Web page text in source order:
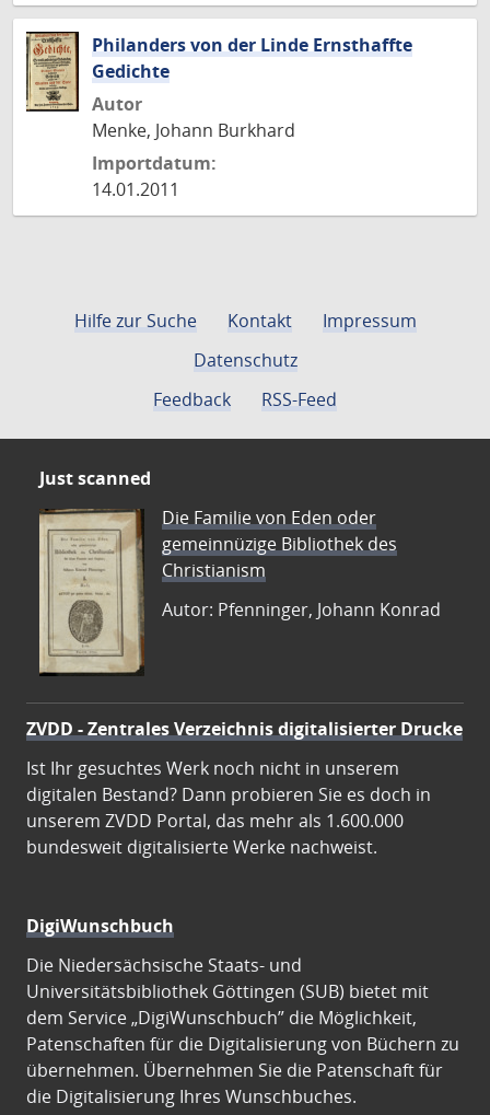
Philanders von der Linde Ernsthaffte
Gedichte
Autor
Menke, Johann Burkhard
Importdatum:
14.01.2011
Hilfe zur Suche Kontakt
Impressum
Datenschutz
Feedback
RSS-Feed
Just scanned
Die Familie von Eden oder
gemeinnüzige Bibliothek des
Christianism
Autor: Pfenninger, Johann Konrad
ZVDD - Zentrales Verzeichnis digitalisierter Drucke
Ist Ihr gesuchtes Werk noch nicht in unserem
digitalen Bestand? Dann probieren Sie es doch in
unserem ZVDD Portal, das mehr als 1.600.000
bundesweit digitalisierte Werke nachweist.
DigiWunschbuch
Die Niedersächsische Staats- und
Universitätsbibliothek Göttingen (SUB) bietet mit
dem Service „DigiWunschbuch” die Möglichkeit,
Patenschaften für die Digitalisierung von Büchern zu
übernehmen. Übernehmen Sie die Patenschaft für
die Digitalisierung Ihres Wunschbuches.